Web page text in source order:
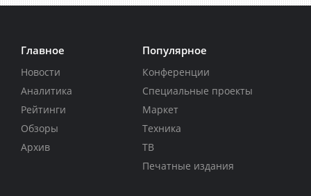
Главное
Новости
Аналитика
Рейтинги
Обзоры
Архив
Популярное
Конференции
Специальные проекты
Маркет
Техника
ТВ
Печатные издания